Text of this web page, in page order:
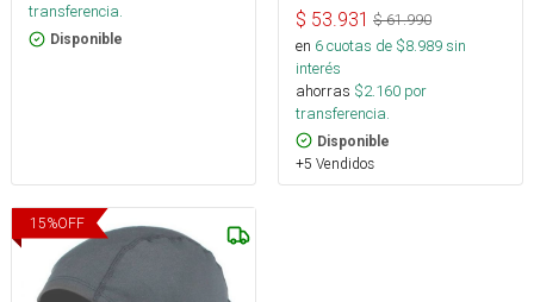
transferencia.
Disponible
$ 53.931 $61.990
en 6cuotas de $8.989sin
interés
ahorras $2.160 por
transferencia.
Disponible
+5 Vendidos
15%OFF